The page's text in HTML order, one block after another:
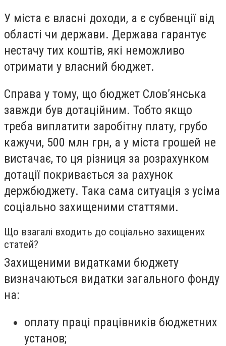
У міста є власні доходи, а є субвенції від
області чи держави. Держава гарантує
нестачу тих коштів, які неможливо
отримати у власний бюджет.
Справа у тому, що бюджет Слов’янська
завжди був дотаційним. Тобто якщо
треба виплатити заробітну плату, грубо
кажучи, 500 млн грн, а у міста грошей не
вистачає, то ця різниця за розрахунком
дотації покривається за рахунок
держбюджету. Така сама ситуація з усіма
соціально захищеними статтями.
Що взагалі входить до соціально захищених
статей?
Захищеними видатками бюджету
визначаються видатки загального фонду
на:
оплату праці працівників бюджетних
установ;